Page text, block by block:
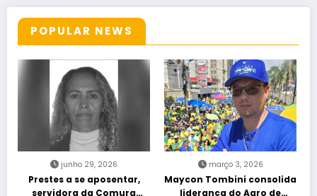
POPULAR NEWS
junho 29, 2026
Prestes a se aposentar,
servidora da Comurg
março 3, 2026
Maycon Tombini consolida
liderança do Agro de